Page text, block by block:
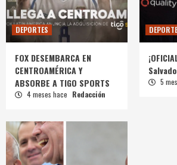
DEPORTES
FOX DESEMBARCA EN
CENTROAMÉRICA Y
ABSORBE A TIGO SPORTS
4 meses hace Redacción
5